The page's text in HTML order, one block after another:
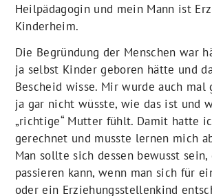
Heilpädagogin und mein Mann ist
Kinderheim.
Die Begründung der Menschen war
ja selbst Kinder geboren hätte und
Bescheid wisse. Mir wurde auch mal
ja gar nicht wüsste, wie das ist und
„richtige“ Mutter fühlt. Damit hatte
gerechnet und musste lernen mich
Man sollte sich dessen bewusst sein,
passieren kann, wenn man sich für
oder ein Erziehungsstellenkind